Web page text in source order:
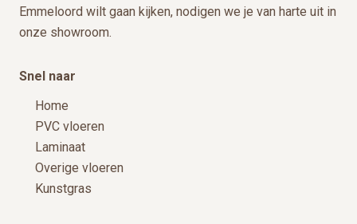
Emmeloord wilt gaan kijken, nodigen we je van harte uit in
onze showroom.
Snel naar
Home
PVC vloeren
Laminaat
Overige vloeren
Kunstgras